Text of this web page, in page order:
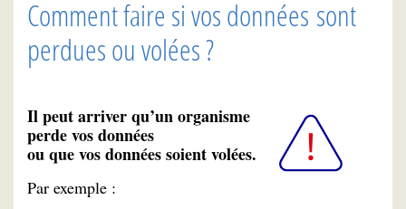
Comment faire si vos données sont
perdues ou volées ?
Il peut arriver qu’un organisme
perde vos données
ou que vos données soient volées.
Par exemple :